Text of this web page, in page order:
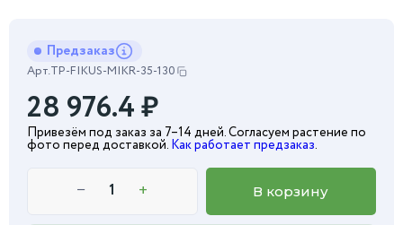
Предзаказ
Арт.TP-FIKUS-MIKR-35-130
28 976.4₽
Привезём под заказ за 7–14 дней. Согласуем растение по
фото перед доставкой. Как работает предзаказ.
− + В корзину